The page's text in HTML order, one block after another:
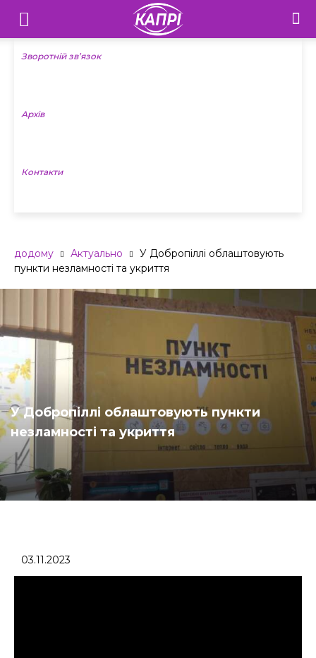
Телебачення
«Капрі»
Новини
Зворотній зв’язок
Архів
Контакти
додому Актуально
У Добропіллі облаштовують
пункти незламності та укриття
У Добропіллі облаштовують пункти
незламності та укриття
03.11.2023